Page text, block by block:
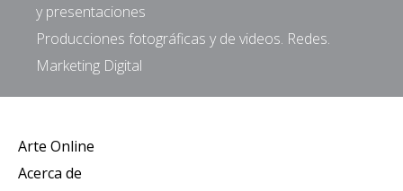
y presentaciones
Producciones fotográficas y de videos. Redes.
Marketing Digital
Arte Online
Acerca de